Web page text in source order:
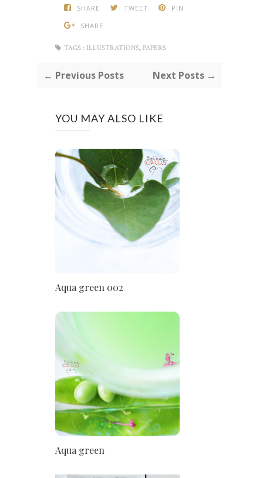
SHARE TWEET
PIN
SHARE
TAGS : ILLUSTRATIONS, PAPERS
← Previous Posts Next Posts →
YOU MAY ALSO LIKE
Aqua green 002
Aqua green